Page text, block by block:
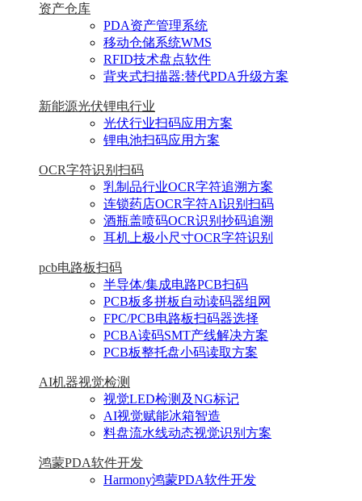
资产仓库
PDA资产管理系统
移动仓储系统WMS
RFID技术盘点软件
背夹式扫描器:替代PDA升级方案
新能源光伏锂电行业
光伏行业扫码应用方案
锂电池扫码应用方案
OCR字符识别扫码
乳制品行业OCR字符追溯方案
连锁药店OCR字符AI识别扫码
酒瓶盖喷码OCR识别抄码追溯
耳机上极小尺寸OCR字符识别
pcb电路板扫码
半导体/集成电路PCB扫码
PCB板多拼板自动读码器组网
FPC/PCB电路板扫码器选择
PCBA读码SMT产线解决方案
PCB板整托盘小码读取方案
AI机器视觉检测
视觉LED检测及NG标记
AI视觉赋能冰箱智造
料盘流水线动态视觉识别方案
鸿蒙PDA软件开发
Harmony鸿蒙PDA软件开发